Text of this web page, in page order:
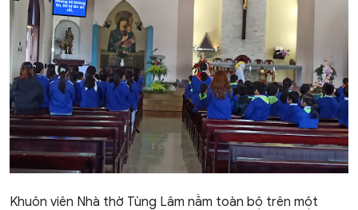
Khuôn viên Nhà thờ Tùng Lâm nằm toàn bộ trên một